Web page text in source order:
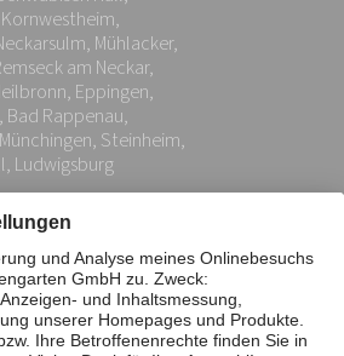
Mühlacker,
am Neckar,
Eppingen,
Bad Rappenau,
Steinheim,
Ludwigsburg
Stiftung
Zahlungsmittel
Vertrag widerrufen